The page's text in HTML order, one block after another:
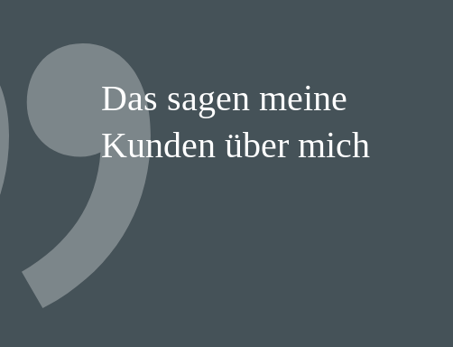
Das sagen meine
Kunden über mich